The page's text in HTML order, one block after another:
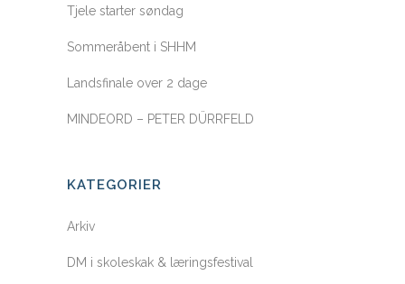
Tjele starter søndag
Sommeråbent i SHHM
Landsfinale over 2 dage
MINDEORD – PETER DÜRRFELD
KATEGORIER
Arkiv
DM i skoleskak & læringsfestival